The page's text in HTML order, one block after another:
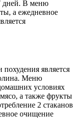
дней. В меню
а ежедневное
является
Меню
условиях
а также фрукты
2 стаканов
очищение